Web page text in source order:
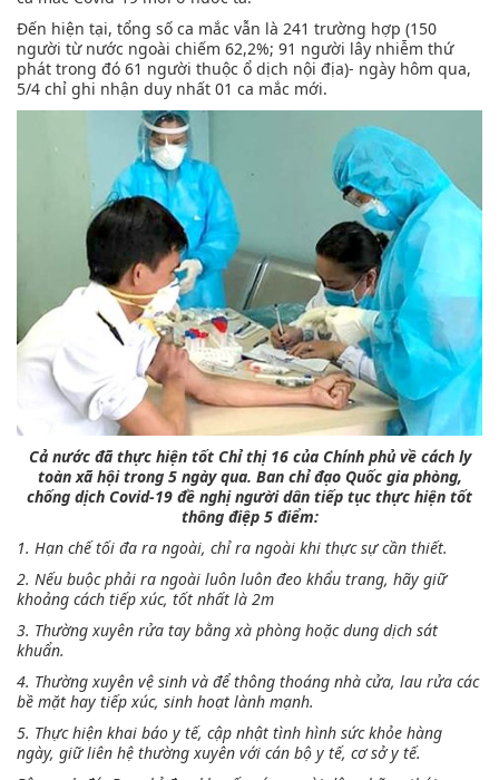
Đến hiện tại, tổng số ca mắc vẫn là 241 trường hợp (150
người từ nước ngoài chiếm 62,2%; 91 người lây nhiễm thứ
phát trong đó 61 người thuộc ổ dịch nội địa)- ngày hôm qua,
5/4 chỉ ghi nhận duy nhất 01 ca mắc mới.
Cả nước đã thực hiện tốt Chỉ thị 16 của Chính phủ về cách ly
toàn xã hội trong 5 ngày qua. Ban chỉ đạo Quốc gia phòng,
chống dịch Covid-19 đề nghị người dân tiếp tục thực hiện tốt
thông điệp 5 điểm:
1. Hạn chế tối đa ra ngoài, chỉ ra ngoài khi thực sự cần thiết.
2. Nếu buộc phải ra ngoài luôn luôn đeo khẩu trang, hãy giữ
khoảng cách tiếp xúc, tốt nhất là 2m
3. Thường xuyên rửa tay bằng xà phòng hoặc dung dịch sát
khuẩn.
4. Thường xuyên vệ sinh và để thông thoáng nhà cửa, lau rửa các
bề mặt hay tiếp xúc, sinh hoạt lành mạnh.
5. Thực hiện khai báo y tế, cập nhật tình hình sức khỏe hàng
ngày, giữ liên hệ thường xuyên với cán bộ y tế, cơ sở y tế.